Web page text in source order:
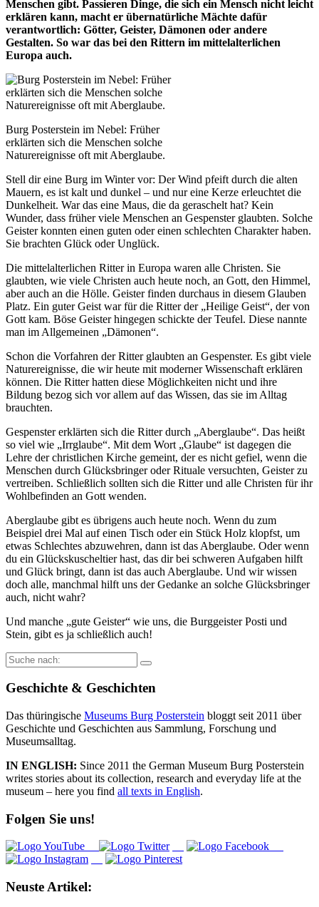
Menschen gibt. Passieren Dinge, die sich ein Mensch nicht leicht
erklären kann, macht er übernatürliche Mächte dafür
verantwortlich: Götter, Geister, Dämonen oder andere
Gestalten. So war das bei den Rittern im mittelalterlichen
Europa auch.
Burg Posterstein im Nebel: Früher
erklärten sich die Menschen solche
Naturereignisse oft mit Aberglaube.
Stell dir eine Burg im Winter vor: Der Wind pfeift durch die alten
Mauern, es ist kalt und dunkel – und nur eine Kerze erleuchtet die
Dunkelheit. War das eine Maus, die da geraschelt hat? Kein
Wunder, dass früher viele Menschen an Gespenster glaubten. Solche
Geister konnten einen guten oder einen schlechten Charakter haben.
Sie brachten Glück oder Unglück.
Die mittelalterlichen Ritter in Europa waren alle Christen. Sie
glaubten, wie viele Christen auch heute noch, an Gott, den Himmel,
aber auch an die Hölle. Geister finden durchaus in diesem Glauben
Platz. Ein guter Geist war für die Ritter der „Heilige Geist“, der von
Gott kam. Böse Geister hingegen schickte der Teufel. Diese nannte
man im Allgemeinen „Dämonen“.
Schon die Vorfahren der Ritter glaubten an Gespenster. Es gibt viele
Naturereignisse, die wir heute mit moderner Wissenschaft erklären
können. Die Ritter hatten diese Möglichkeiten nicht und ihre
Bildung bezog sich vor allem auf das Wissen, das sie im Alltag
brauchten.
Gespenster erklärten sich die Ritter durch „Aberglaube“. Das heißt
so viel wie „Irrglaube“. Mit dem Wort „Glaube“ ist dagegen die
Lehre der christlichen Kirche gemeint, der es nicht gefiel, wenn die
Menschen durch Glücksbringer oder Rituale versuchten, Geister zu
vertreiben. Schließlich sollten sich die Ritter und alle Christen für ihr
Wohlbefinden an Gott wenden.
Aberglaube gibt es übrigens auch heute noch. Wenn du zum
Beispiel drei Mal auf einen Tisch oder ein Stück Holz klopfst, um
etwas Schlechtes abzuwehren, dann ist das Aberglaube. Oder wenn
du ein Glückskuscheltier hast, das dir bei schweren Aufgaben hilft
und Glück bringt, dann ist das auch Aberglaube. Und wir wissen
doch alle, manchmal hilft uns der Gedanke an solche Glücksbringer
auch, nicht wahr?
Und manche „gute Geister“ wie uns, die Burggeister Posti und
Stein, gibt es ja schließlich auch!
Suche
nach:
Geschichte & Geschichten
Das thüringische Museums Burg Posterstein bloggt seit 2011 über
Geschichte und Geschichten aus Sammlung, Forschung und
Museumsalltag.
IN ENGLISH: Since 2011 the German Museum Burg Posterstein
writes stories about its collection, research and everyday life at the
museum – here you find all texts in English.
Folgen Sie uns!
Neuste Artikel: